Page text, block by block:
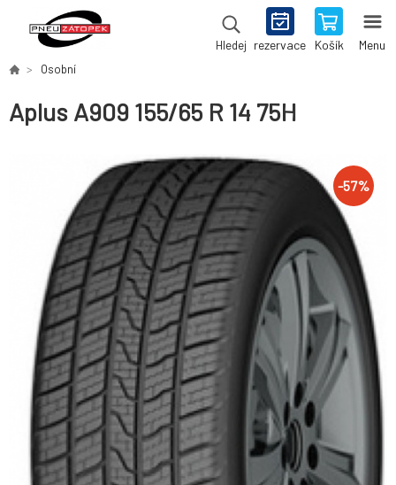
Hledej rezervace Košík Menu
Osobní
Aplus A909 155/65 R 14 75H
-57%